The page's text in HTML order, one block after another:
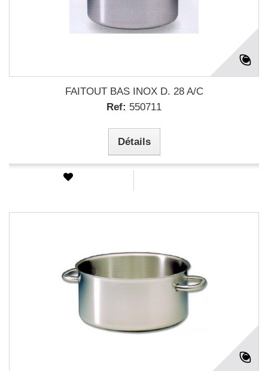
FAITOUT BAS INOX D. 28 A/C
Ref: 550711
Détails